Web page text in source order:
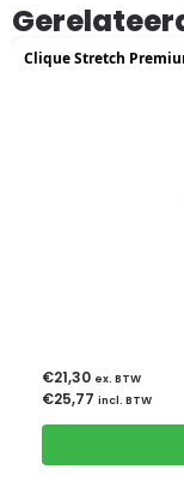
Clique Stretch
€21,30 ex. BTW
€25,77 incl. BTW